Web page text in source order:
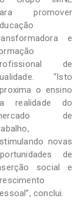
promover
e
de
“Isto
o ensino
realidade do
de
novas
de
social e
conclui.